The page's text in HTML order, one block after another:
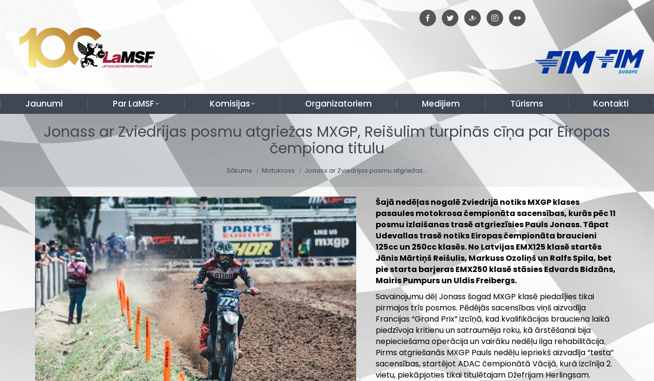
Jaunumi Par LaMSF Komisijas Organizatoriem Medijiem Tūrisms Kontakti
Jonass ar Zviedrijas posmu atgriežas MXGP, Reišulim turpinās cīņa par Eiropas
čempiona titulu
Sākums Motokross Jonass ar Zviedrijas posmu atgriežas…
Šajā nedēļas nogalē Zviedrijā notiks MXGP klases
pasaules motokrosa čempionāta sacensības, kurās pēc 11
posmu izlaišanas trasē atgriezīsies Pauls Jonass. Tāpat
Udevallas trasē notiks Eiropas čempionāta braucieni
125cc un 250cc klasēs. No Latvijas EMX125 klasē startēs
Jānis Mārtiņš Reišulis, Markuss Ozoliņš un Ralfs Spila, bet
pie starta barjeras EMX250 klasē stāsies Edvards Bidzāns,
Mairis Pumpurs un Uldis Freibergs.
Savainojumu dēļ Jonass šogad MXGP klasē piedalījies tikai
pirmajos trīs posmos. Pēdējās sacensības viņš aizvadīja
Francijas “Grand Prix” izcīņā, kad kvalifikācijas brauciena laikā
piedzīvoja kritienu un satraumēja roku, kā ārstēšanai bija
nepieciešama operācija un vairāku nedēļu ilga rehabilitācija.
Pirms atgriešanās MXGP Pauls nedēļu iepriekš aizvadīja “testa”
sacensības, startējot ADAC čempionātā Vācijā, kurā izcīnīja 2.
vietu, piekāpjoties tikai titulētajam Džefrijam Herlingsam.